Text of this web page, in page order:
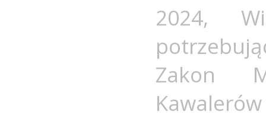
2024,
Zakon